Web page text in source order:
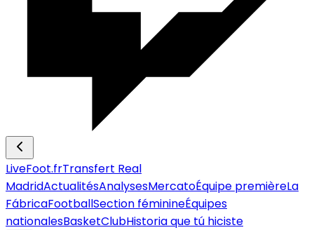
LiveFoot.frTransfert Real
MadridActualitésAnalysesMercatoÉquipe premièreLa
FábricaFootballSection féminineÉquipes
nationalesBasketClubHistoria que tú hiciste